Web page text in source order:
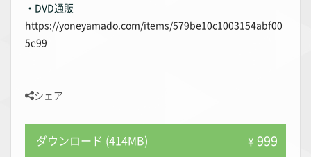
・DVD通販
https://yoneyamado.com/items/579be10c1003154abf00
5e99
シェア
ダウンロード (414MB) ¥999